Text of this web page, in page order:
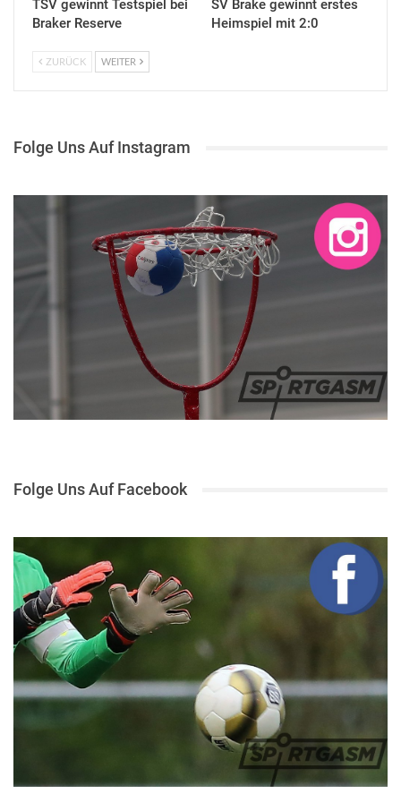
TSV gewinnt Testspiel bei
Braker Reserve
SV Brake gewinnt erstes
Heimspiel mit 2:0
ZURÜCK WEITER
Folge Uns Auf Instagram
Folge Uns Auf Facebook